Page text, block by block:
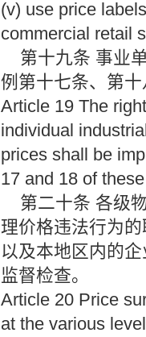
(v) use price
commercial retail
第十九条 事业
例第十七条、第
Article 19 The
individual
prices shall be
17 and 18 of
第二十条 各级
理价格违法行为
以及本地区内的
监督检查。
Article 20 Price
at the various